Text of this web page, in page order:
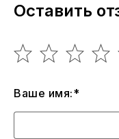
Оставить
Ваше имя:*